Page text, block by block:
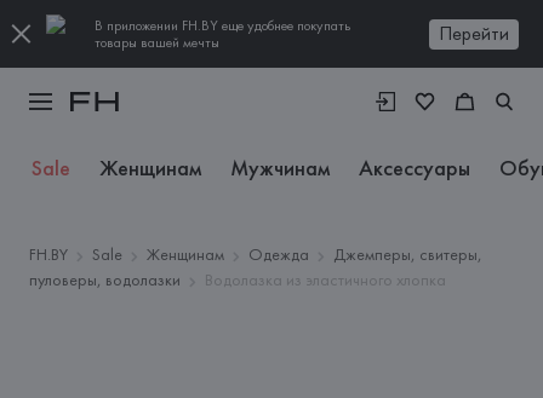
В приложении FH.BY еще удобнее покупать
товары вашей мечты
Перейти
Sale Женщинам Мужчинам Аксессуары
FH.BY Sale Женщинам Одежда
Джемперы, свитеры,
пуловеры, водолазки
Водолазка из эластичного хлопка